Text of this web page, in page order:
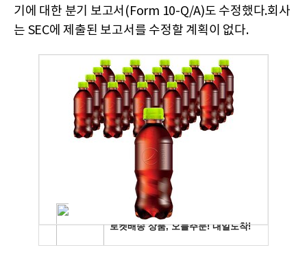
기에 대한 분기 보고서(Form 10-Q/A)도 수정했다.회사
는 SEC에 제출된 보고서를 수정할 계획이 없다.